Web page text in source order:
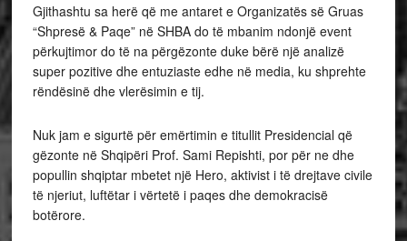
Gjithashtu sa herë që me antaret e Organizatës së Gruas
“Shpresë & Paqe” në SHBA do të mbanim ndonjë event
përkujtimor do të na përgëzonte duke bërë një analizë
super pozitive dhe entuziaste edhe në media, ku shprehte
rëndësinë dhe vlerësimin e tij.
Nuk jam e sigurtë për emërtimin e titullit Presidencial që
gëzonte në Shqipëri Prof. Sami Repishti, por për ne dhe
popullin shqiptar mbetet një Hero, aktivist i të drejtave civile
të njeriut, luftëtar i vërtetë i paqes dhe demokracisë
botërore.